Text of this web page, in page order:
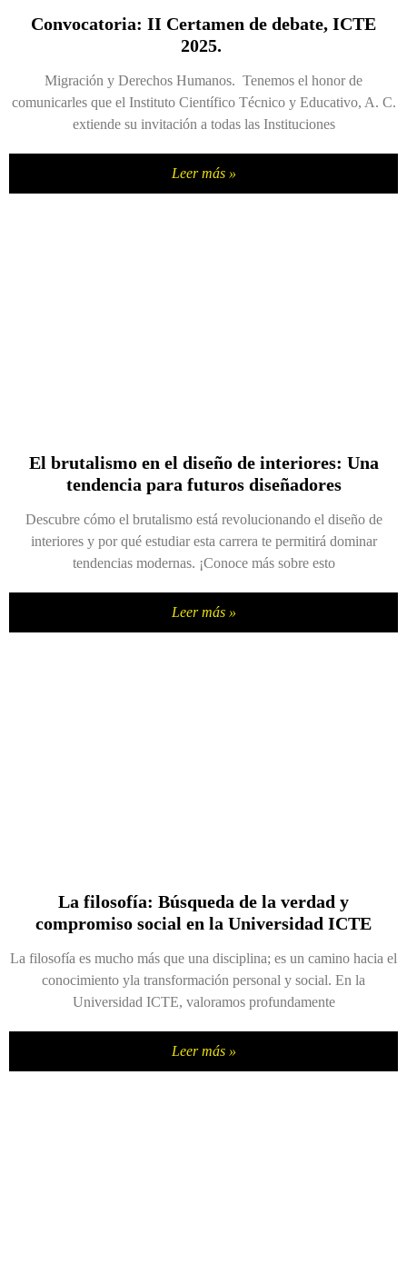
Convocatoria: II Certamen de debate, ICTE
2025.
Migración y Derechos Humanos. Tenemos el honor de
comunicarles que el Instituto Científico Técnico y Educativo, A. C.
extiende su invitación a todas las Instituciones
Leer más »
El brutalismo en el diseño de interiores: Una
tendencia para futuros diseñadores
Descubre cómo el brutalismo está revolucionando el diseño de
interiores y por qué estudiar esta carrera te permitirá dominar
tendencias modernas. ¡Conoce más sobre esto
Leer más »
La filosofía: Búsqueda de la verdad y
compromiso social en la Universidad ICTE
La filosofía es mucho más que una disciplina; es un camino hacia el
conocimiento yla transformación personal y social. En la
Universidad ICTE, valoramos profundamente
Leer más »